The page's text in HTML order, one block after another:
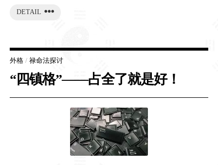
DETAIL
外格 / 禄命法探讨
“四镇格”——占全了就是好！